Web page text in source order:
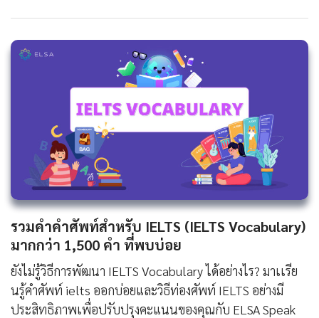
รวมคำคำศัพท์สำหรับ IELTS (IELTS Vocabulary)
มากกว่า 1,500 คํา ที่พบบ่อย
ยังไม่รู้วิธีการพัฒนา IELTS Vocabulary ได้อย่างไร? มาเเรีย
นรู้คําศัพท์ ielts ออกบ่อยและวิธีท่องศัพท์ IELTS อย่างมี
ประสิทธิภาพเพื่อปรับปรุงคะแนนของคุณกับ ELSA Speak